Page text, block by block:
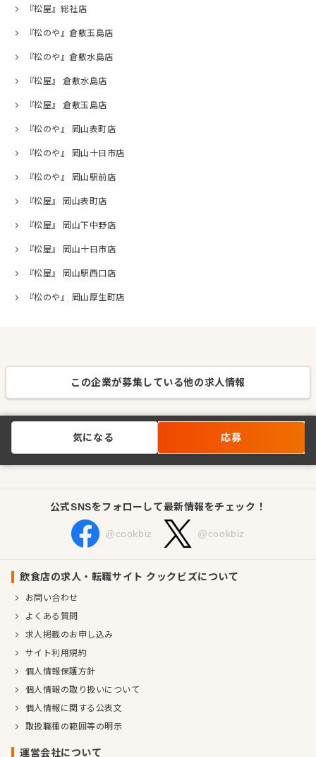
『松屋』総社店
『松のや』倉敷玉島店
『松のや』倉敷水島店
『松屋』 倉敷水島店
『松屋』 倉敷玉島店
『松のや』 岡山表町店
『松のや』 岡山十日市店
『松のや』 岡山駅前店
『松屋』 岡山表町店
『松屋』 岡山下中野店
『松屋』 岡山十日市店
『松屋』 岡山駅西口店
『松のや』 岡山厚生町店
この企業が募集している他の求人情報
気になる 応募
公式SNSをフォローして最新情報をチェック！
@cookbiz @cookbiz
飲食店の求人・転職サイト クックビズについて
お問い合わせ
よくある質問
求人掲載のお申し込み
サイト利用規約
個人情報保護方針
個人情報の取り扱いについて
個人情報に関する公表文
取扱職種の範囲等の明示
運営会社について